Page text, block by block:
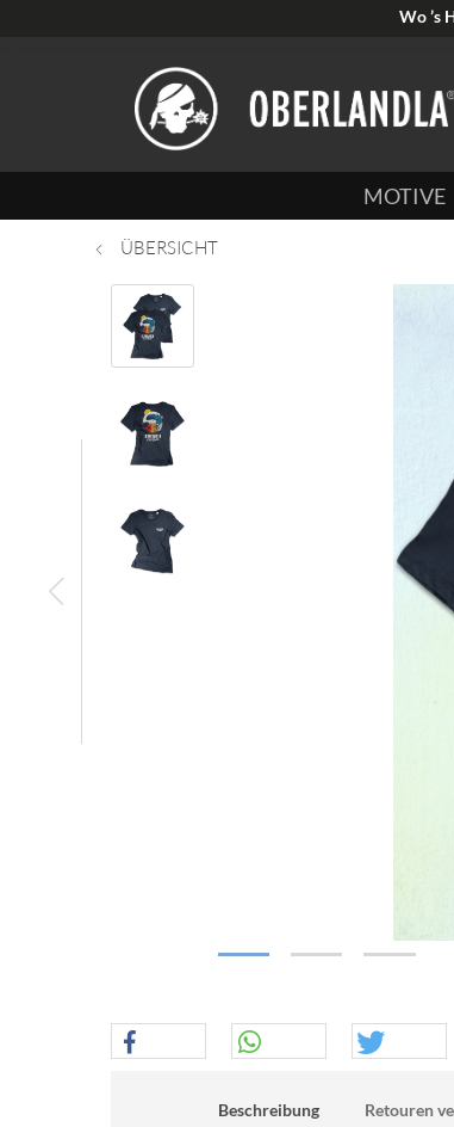
Wo ’s
MOTIVE
ÜBERSICHT
Beschreibung Retouren